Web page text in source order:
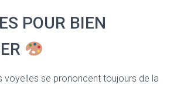
POUR BIEN
voyelles se prononcent toujours de la